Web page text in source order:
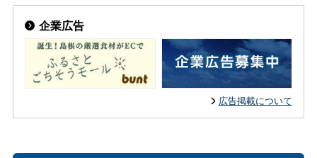
企業広告
広告掲載について